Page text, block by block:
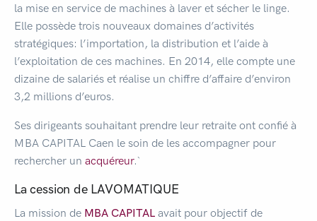
la mise en service de machines à laver et sécher le linge.
Elle possède trois nouveaux domaines d’activités
stratégiques: l’importation, la distribution et l’aide à
l’exploitation de ces machines. En 2014, elle compte une
dizaine de salariés et réalise un chiffre d’affaire d’environ
3,2 millions d’euros.
Ses dirigeants souhaitant prendre leur retraite ont confié à
MBA CAPITAL Caen le soin de les accompagner pour
rechercher un acquéreur.`
La cession de LAVOMATIQUE
La mission de MBA CAPITAL avait pour objectif de